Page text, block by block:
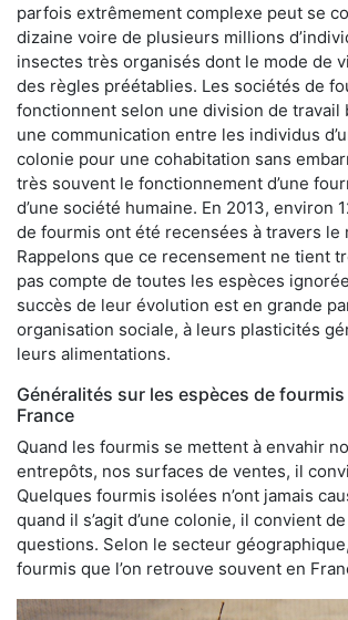
parfois extrêmement complexe peut se
dizaine voire de plusieurs millions
insectes très organisés dont le mode de
des règles préétablies. Les sociétés de
fonctionnent selon une division de travail
une communication entre les individus
colonie pour une cohabitation sans
très souvent le fonctionnement d’une
d’une société humaine. En 2013, environ
de fourmis ont été recensées à travers le
Rappelons que ce recensement ne tient
pas compte de toutes les espèces
succès de leur évolution est en grande
organisation sociale, à leurs plasticités
leurs alimentations.
Généralités sur les espèces de
France
Quand les fourmis se mettent à envahir
entrepôts, nos surfaces de ventes, il
Quelques fourmis isolées n’ont jamais
quand il s’agit d’une colonie, il convient
questions. Selon le secteur
fourmis que l’on retrouve souvent en